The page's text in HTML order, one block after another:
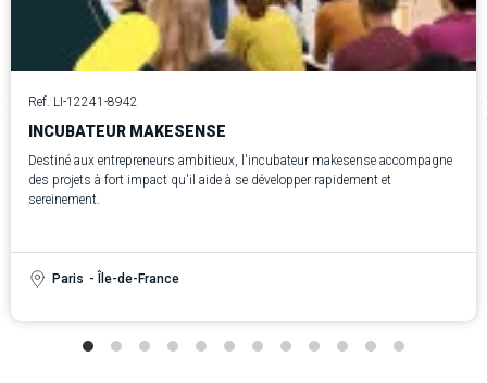
Ref. LI-12241-8942
INCUBATEUR MAKESENSE
Destiné aux entrepreneurs ambitieux, l'incubateur makesense accompagne
des projets à fort impact qu'il aide à se développer rapidement et
sereinement.
Paris - Île-de-France